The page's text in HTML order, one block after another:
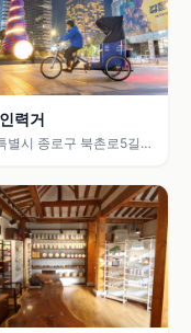
력거
별시 종로구 북촌로5길